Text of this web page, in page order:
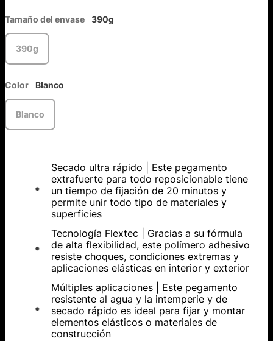
Tamaño del envase 390g
390g
Color Blanco
Blanco
Secado ultra rápido | Este pegamento
extrafuerte para todo reposicionable tiene
un tiempo de fijación de 20 minutos y
permite unir todo tipo de materiales y
superficies
Tecnología Flextec | Gracias a su fórmula
de alta flexibilidad, este polímero adhesivo
resiste choques, condiciones extremas y
aplicaciones elásticas en interior y exterior
Múltiples aplicaciones | Este pegamento
resistente al agua y la intemperie y de
secado rápido es ideal para fijar y montar
elementos elásticos o materiales de
construcción